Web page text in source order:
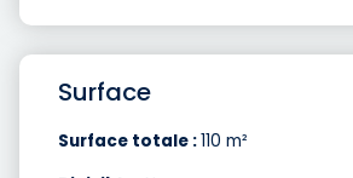
Surface
Surface totale :110 m²